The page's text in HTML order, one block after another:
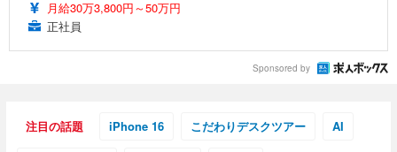
月給30万3,800円～50万円
正社員
Sponsored by
注目の話題 iPhone 16 こだわりデスクツアー AI